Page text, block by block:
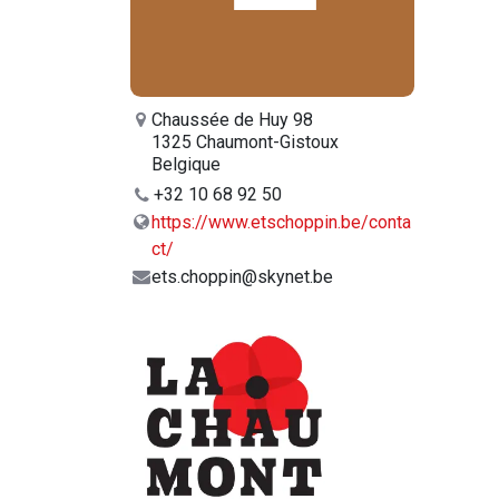
Chaussée de Huy 98
1325 Chaumont-Gistoux
Belgique
+32 10 68 92 50
https://www.etschoppin.be/conta
ct/
ets.choppin@skynet.be